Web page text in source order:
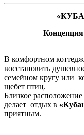
В комфортном
восстановить
семейном кругу или
щебет птиц.
Близкое
делает отдых в
приятным.